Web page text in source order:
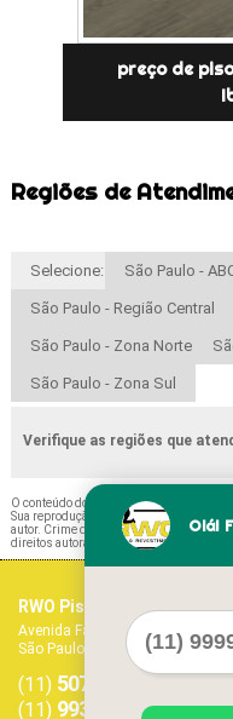
preço de
Regiões de
Selecione: São Paulo -
São Paulo - Região Central
São Paulo - Zona Norte
São Paulo - Zona Sul
Verifique as regiões que
O conteúdo do texto " Piso Amadeirado
Sua reprodução, parcial ou total,
autor. Crime de violação de direito
direitos autorais
RWO Pisos Vinílicos
Avenida Fagundes Filho, 1017 -
São Paulo - SP - CEP: 04304-011
(11) 5071-1468
(11) 99379-9303
Olá!